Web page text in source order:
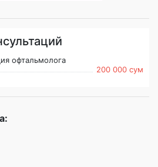
офтальмолога
200 000 сум